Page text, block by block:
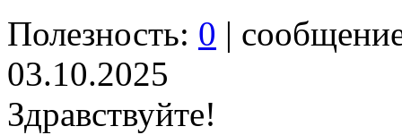
Полезность: 0 |
03.10.2025
Здравствуйте!